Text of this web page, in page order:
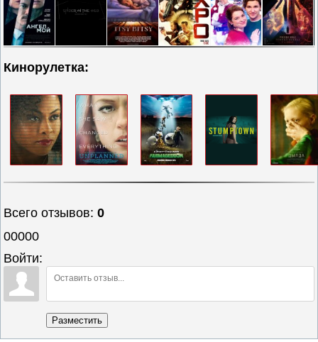
Кинорулетка:
Всего отзывов:0
00000
Войти:
Разместить